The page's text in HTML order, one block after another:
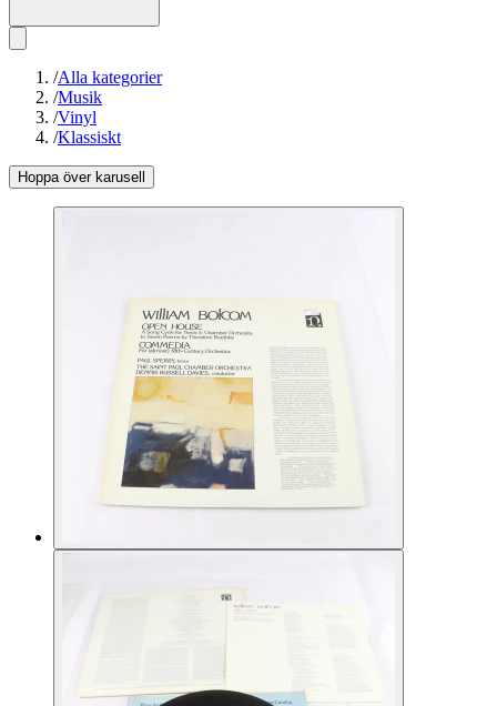
/Alla kategorier
/Musik
/Vinyl
/Klassiskt
Hoppa över karusell